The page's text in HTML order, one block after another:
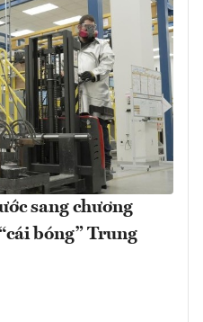
sang chương
bóng” Trung